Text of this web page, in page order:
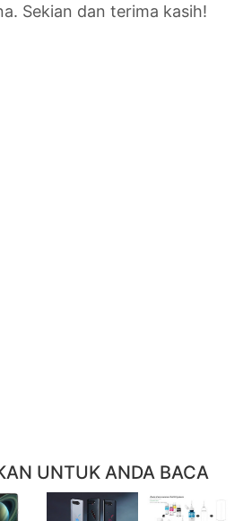
Sekian dan terima kasih!
UNTUK ANDA BACA